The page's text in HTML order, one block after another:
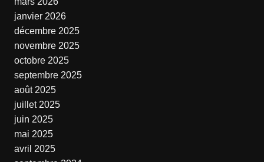
janvier 2026
décembre 2025
novembre 2025
octobre 2025
septembre 2025
août 2025
juillet 2025
juin 2025
mai 2025
avril 2025